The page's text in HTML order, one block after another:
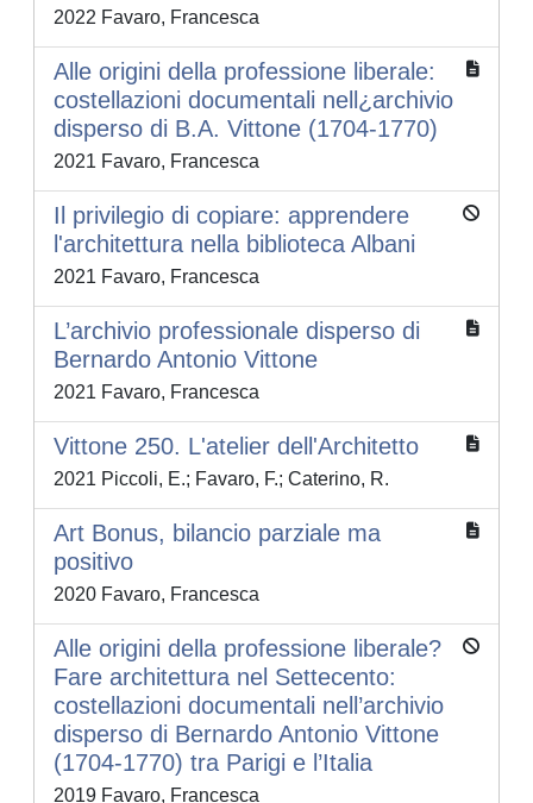
2022 Favaro, Francesca
Alle origini della professione liberale:
costellazioni documentali nell¿archivio
disperso di B.A. Vittone (1704-1770)
2021 Favaro, Francesca
Il privilegio di copiare: apprendere
l'architettura nella biblioteca Albani
2021 Favaro, Francesca
L’archivio professionale disperso di
Bernardo Antonio Vittone
2021 Favaro, Francesca
Vittone 250. L'atelier dell'Architetto
2021 Piccoli, E.; Favaro, F.; Caterino, R.
Art Bonus, bilancio parziale ma
positivo
2020 Favaro, Francesca
Alle origini della professione liberale?
Fare architettura nel Settecento:
costellazioni documentali nell’archivio
disperso di Bernardo Antonio Vittone
(1704-1770) tra Parigi e l’Italia
2019 Favaro, Francesca